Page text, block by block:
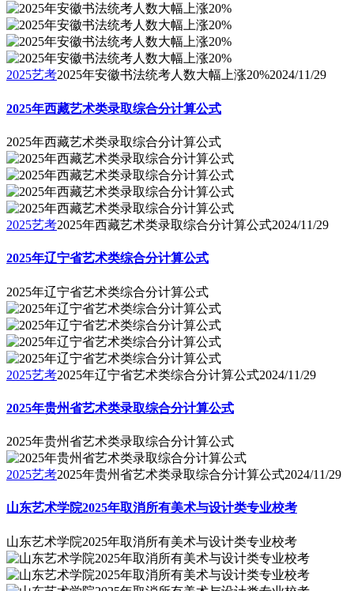
2025艺考2025年安徽书法统考人数大幅上涨20%2024/11/29
2025年西藏艺术类录取综合分计算公式
2025年西藏艺术类录取综合分计算公式
2025艺考2025年西藏艺术类录取综合分计算公式2024/11/29
2025年辽宁省艺术类综合分计算公式
2025年辽宁省艺术类综合分计算公式
2025艺考2025年辽宁省艺术类综合分计算公式2024/11/29
2025年贵州省艺术类录取综合分计算公式
2025年贵州省艺术类录取综合分计算公式
2025艺考2025年贵州省艺术类录取综合分计算公式2024/11/29
山东艺术学院2025年取消所有美术与设计类专业校考
山东艺术学院2025年取消所有美术与设计类专业校考